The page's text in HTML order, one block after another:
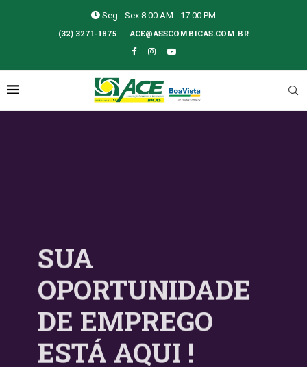
Seg - Sex 8:00 AM - 17:00 PM
(32) 3271-1875
ACE@ASSCOMBICAS.COM.BR
SUA
OPORTUNIDADE
DE EMPREGO
ESTÁ AQUI !